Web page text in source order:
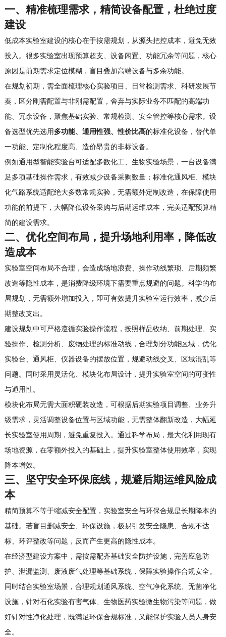
一、精准梳理需求，精简设备配置，杜绝过度
建设
低成本实验室建设的核心在于按需规划，从源头把控成本，避免无效
投入。很多实验室出现预算超支、设备闲置、功能冗余等问题，核心
原因是前期需求定位模糊，盲目叠加高端设备与多余功能。
在规划初期，需全面梳理核心实验项目、日常检测需求、科研发展节
奏，区分刚需配置与非刚需配置，舍弃与实际业务不匹配的高端功
能、冗余设备，聚焦基础实验、常规检测、安全管控等核心需求。设
备选型优先选用多功能、通用性强、性价比高的标准化设备，替代单
一功能、定制化程度高、造价昂贵的非标设备。
例如通用型智能实验台可适配多数化工、生物实验场景，一台设备满
足多项基础操作需求，有效减少设备采购数量；标准化通风柜、模块
化气路系统适配绝大多数常规实验，无需额外定制改造，在保障使用
功能的前提下，大幅降低设备采购与后期运维成本，完美适配预算精
简的建设需求。
二、优化空间布局，提升场地利用率，降低改
造成本
实验室空间布局不合理，会造成场地浪费、操作动线繁琐、后期频繁
改造等隐性成本，是消费降级环境下需要重点规避的问题。科学的布
局规划，无需额外增加投入，即可有效提升实验室运行效率，减少后
期整改支出。
建设规划中可严格遵循实验操作流程，按照样品收纳、前期处理、实
验操作、检测分析、废物处理的标准动线，合理划分功能区域，优化
实验台、通风柜、仪器设备的摆放位置，规避动线交叉、区域混乱等
问题。同时采用灵活化、模块化布局设计，提升实验室空间的可变性
与通用性。
模块化布局无需大面积硬装改造，可根据后期实验项目调整、业务升
级需求，灵活调整设备位置与区域功能，无需整体翻新改造，大幅延
长实验室使用周期，避免重复投入。通过科学布局，最大化利用现有
场地资源，在零额外投入的基础上，提升实验室整体使用效率，实现
降本增效。
三、坚守安全环保底线，规避后期运维风险成
本
精简预算不等于缩减安全配置，实验室安全与环保合规是长期降本的
基础。若盲目删减安全、环保设施，极易引发安全隐患、合规不达
标、环评整改等问题，反而产生更高的隐性成本。
在经济型建设方案中，需按需配齐基础安全防护设施，完善应急防
护、泄漏监测、废液废气处理等基础系统，保障实验操作合规安全。
同时结合实验室场景，合理规划通风系统、空气净化系统、无菌净化
设施，针对石化实验有害气体、生物医药实验微生物污染等问题，做
好针对性净化处理，既满足环保合规标准，又能保护实验人员人身安
全。